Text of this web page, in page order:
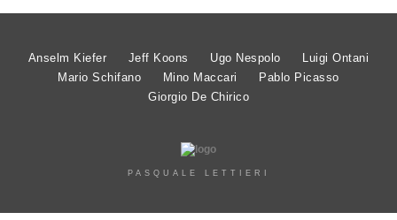
Anselm Kiefer Jeff Koons Ugo Nespolo
Luigi Ontani
Mario Schifano
Mino Maccari
Pablo Picasso
Giorgio De Chirico
PASQUALE LETTIERI